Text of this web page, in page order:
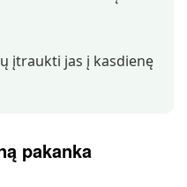
įtraukti jas į kasdienę
pakanka